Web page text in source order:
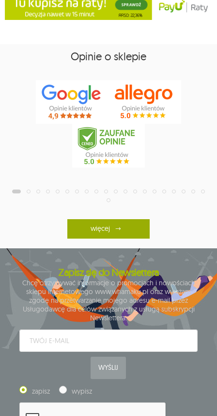
Opinie o sklepie
więcej
Zapisz się do Newslettera
Chcę otrzymywać informacje o promocjach i nowościach
sklepu internetowego www.whamaku.pl oraz wyrażam
zgodę na przetwarzanie mojego adresu e-mail przez
Usługodawcę dla celów związanych z usługą subskrypcji
Newslettera.
WYŚLIJ
zapisz wypisz